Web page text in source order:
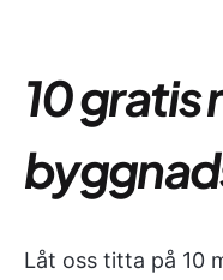
10 gratis
Låt oss titta på 10